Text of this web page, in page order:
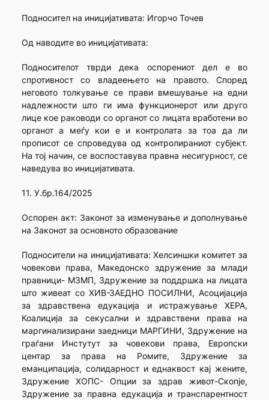
Подносител на иницијативата: Игорчо Точев
Од наводите во иницијативата:
Подносителот тврди дека оспорениот дел е во
спротивност со владеењето на правото. Според
неговото толкување се прави вмешување на едни
надлежности што ги има функционерот или друго
лице кое раководи со органот со лицата вработени во
органот а меѓу кои е и контролата за тоа да ли
прописот се спроведува од контролираниот субјект.
На тој начин, се воспоставува правна несигурност, се
наведува во иницијативата.
11. У.бр.164/2025
Оспорен акт: Законот за изменување и дополнување
на Законот за основното образование
Подносители на иницијативата: Хелсиншки комитет за
човекови права, Македонско здружение за млади
правници- МЗМП, Здружение за поддршка на лицата
што живеат со ХИВ-ЗАЕДНО ПОСИЛНИ, Асоцијација
за здравствена едукација и истражување ХЕРА,
Коалиција за секусални и здравствени права на
маргинализирани заедници МАРГИНИ, Здружение на
граѓани Инстутут за човекови права, Европски
центар за права на Ромите, Здружение за
еманципација, солидарност и еднаквост кај жените,
Здружение ХОПС- Опции за здрав живот-Скопје,
Здружение за правна едукација и транспарентност